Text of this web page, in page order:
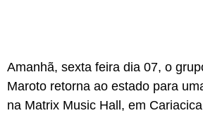
Amanhã, sexta feira dia 07, o
Maroto retorna ao estado para
na Matrix Music Hal l, em